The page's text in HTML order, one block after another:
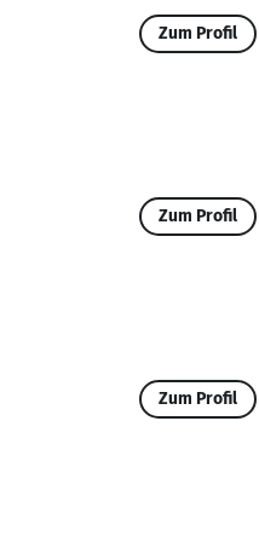
Zum Profil
Zum Profil
Zum Profil